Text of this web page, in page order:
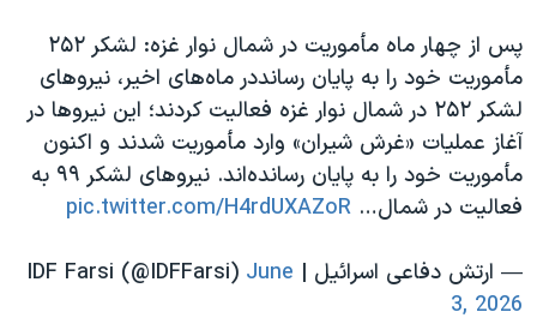
پس از چهار ماه مأموریت در شمال نوار غزه: لشکر ۲۵۲
مأموریت خود را به پایان رسانددر ماه‌های اخیر، نیروهای
لشکر ۲۵۲ در شمال نوار غزه فعالیت کردند؛ این نیروها در
آغاز عملیات «غرش شیران» وارد مأموریت شدند و اکنون
مأموریت خود را به پایان رسانده‌اند. نیروهای لشکر ۹۹ به
فعالیت در شمال… pic.twitter.com/H4rdUXAZoR
— ارتش دفاعی اسرائیل | IDF Farsi (@IDFFarsi) June
3, 2026